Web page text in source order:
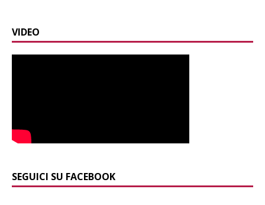
VIDEO
SEGUICI SU FACEBOOK